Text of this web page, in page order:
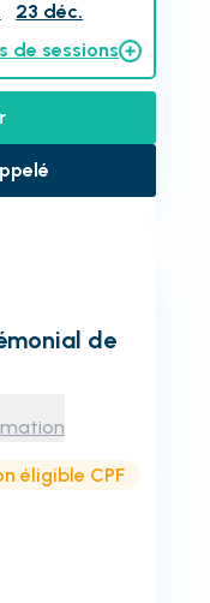
23 déc.
de sessions
de
éligible CPF